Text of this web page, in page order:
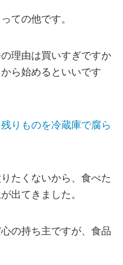
ての他です。
理由は買いすぎですか
ら始めるといいです
りものを冷蔵庫で腐ら
たくないから、食べた
出てきました。
の持ち主ですが、食品